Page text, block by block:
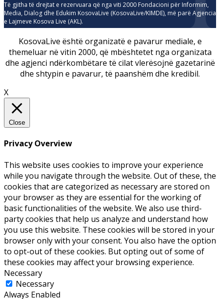
Të gjitha të drejtat e rezervuara që nga viti 2000 Fondacioni për Informim,
Media, Dialog dhe Edukim KosovaLive (KosovaLive/KIMDE), më parë Agjencia
e Lajmeve Kosova Live (AKL).
KosovaLive është organizatë e pavarur mediale, e
themeluar në vitin 2000, që mbështetet nga organizata
dhe agjenci ndërkombëtare të cilat vlerësojnë gazetarinë
dhe shtypin e pavarur, të paanshëm dhe kredibil.
X
Close
Privacy Overview
This website uses cookies to improve your experience
while you navigate through the website. Out of these, the
cookies that are categorized as necessary are stored on
your browser as they are essential for the working of
basic functionalities of the website. We also use third-
party cookies that help us analyze and understand how
you use this website. These cookies will be stored in your
browser only with your consent. You also have the option
to opt-out of these cookies. But opting out of some of
these cookies may affect your browsing experience.
Necessary
Necessary
Always Enabled